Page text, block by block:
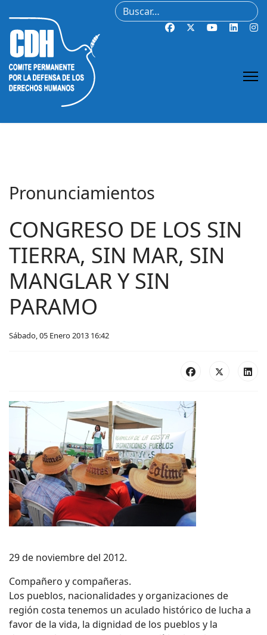
Buscar
Pronunciamientos
CONGRESO DE LOS SIN
TIERRA, SIN MAR, SIN
MANGLAR Y SIN
PARAMO
Sábado, 05 Enero 2013 16:42
29 de noviembre del 2012.
Compañero y compañeras.
Los pueblos, nacionalidades y organizaciones de
región costa tenemos un aculado histórico de lucha a
favor de la vida, la dignidad de los pueblos y la